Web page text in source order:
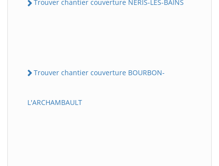
Trouver chantier couverture NERIS-LES-BAINS
Trouver chantier couverture BOURBON-
L'ARCHAMBAULT